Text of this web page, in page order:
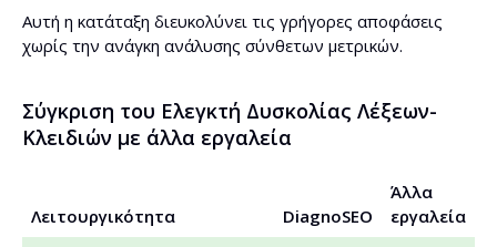
Αυτή η κατάταξη διευκολύνει τις γρήγορες αποφάσεις
χωρίς την ανάγκη ανάλυσης σύνθετων μετρικών.
Σύγκριση του Ελεγκτή Δυσκολίας Λέξεων-
Κλειδιών με άλλα εργαλεία
Λειτουργικότητα DiagnoSEO
Άλλα
εργαλεία